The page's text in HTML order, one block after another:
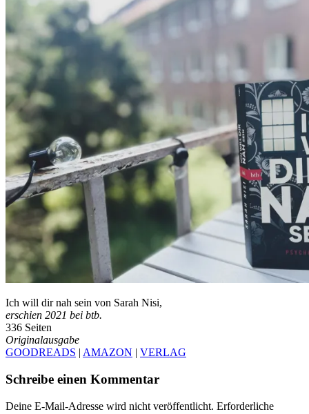
Ich will dir nah sein von Sarah Nisi,
erschien 2021 bei btb.
336 Seiten
Originalausgabe
GOODREADS | AMAZON | VERLAG
Schreibe einen Kommentar
Deine E-Mail-Adresse wird nicht veröffentlicht. Erforderliche